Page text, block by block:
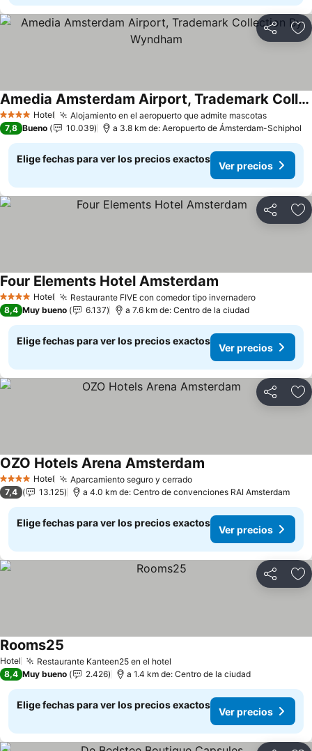
Compartir
4 EstrellasHotel Alojamiento en el aeropuerto que admite mascotas
Amedia Amsterdam Airport, Trademark Collection By Wyndham
7,8 Bueno 10.039 a 3.8 km de: Aeropuerto de Ámsterdam-Schiphol
Elige fechas para ver los precios exactos
Ver precios
Compartir
4 EstrellasHotel Restaurante FIVE con comedor tipo invernadero
Four Elements Hotel Amsterdam
8,4 Muy bueno 6.137 a 7.6 km de: Centro de la ciudad
Elige fechas para ver los precios exactos
Ver precios
Compartir
4 EstrellasHotel Aparcamiento seguro y cerrado
OZO Hotels Arena Amsterdam
7,4 13.125 a 4.0 km de: Centro de convenciones RAI Amsterdam
Elige fechas para ver los precios exactos
Ver precios
Compartir
Hotel Restaurante Kanteen25 en el hotel
Rooms25
8,4 Muy bueno 2.426 a 1.4 km de: Centro de la ciudad
Elige fechas para ver los precios exactos
Ver precios